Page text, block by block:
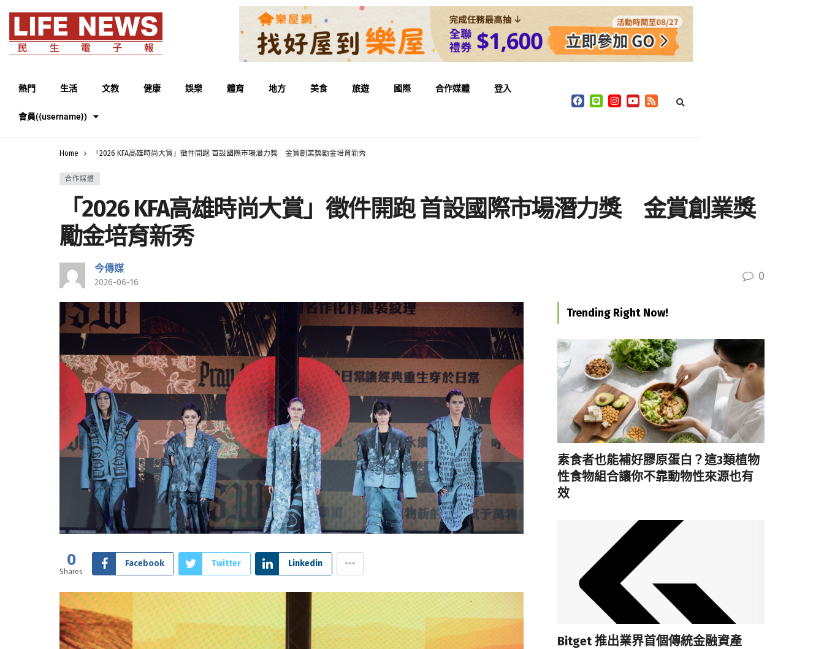
熱門 生活 文教 健康 娛樂 體育 地方 美食 旅遊 國際 合作媒體 登入
會員({username})
Home 「2026 KFA高雄時尚大賞」徵件開跑 首設國際市場潛力獎 金賞創業獎勵金培育新秀
合作媒體
「2026 KFA高雄時尚大賞」徵件開跑 首設國際市場潛力獎 金賞創業獎
勵金培育新秀
今傳媒
2026-06-16 0
0
Shares
Facebook Twitter Linkedin
Trending Right Now!
素食者也能補好膠原蛋白？這3類植物
性食物組合讓你不靠動物性來源也有
效
Bitget 推出業界首個傳統金融資產